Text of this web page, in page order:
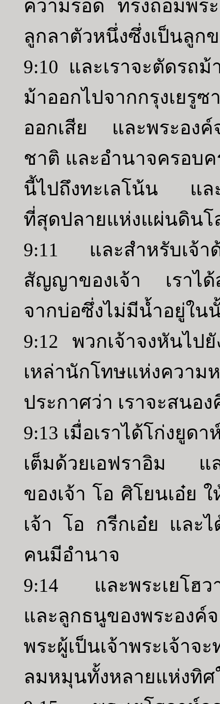
ความรอด ทรงถ่อมพร
ลูกลาตัวหนึ่งซึ่งเป็นลูก
9:10 และเราจะตัดรถ
ม้าออกไปจากกรุงเย
ออกเสีย และพระองค์
ชาติ และอำนาจครอบค
นี้ไปถึงทะเลโน้น แล
ที่สุดปลายแห่งแผ่นดินโ
9:11 และสำหรับเจ้
สัญญาของเจ้า เราได้
จากบ่อซึ่งไม่มีน้ำอยู่ใน
9:12 พวกเจ้าจงหันไป
เหล่านักโทษแห่งคว
ประกาศว่า เราจะสนอ
9:13 เมื่อเราได้โก่งยูด
เต็มด้วยเอฟราอิม แล
ของเจ้า โอ ศิโยนเอ๋ย
เจ้า โอ กรีกเอ๋ย และไ
คนมีอำนาจ
9:14 และพระเยโฮวา
และลูกธนูของพระอง
พระผู้เป็นเจ้าพระเจ้าจ
ลมหมุนทั้งหลายแห่งทิศ